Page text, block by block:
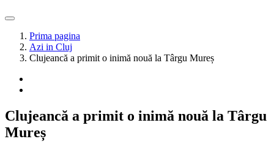
Prima pagina
Azi in Cluj
Clujeancă a primit o inimă nouă la Târgu Mureș
Clujeancă a primit o inimă nouă la Târgu
Mureș